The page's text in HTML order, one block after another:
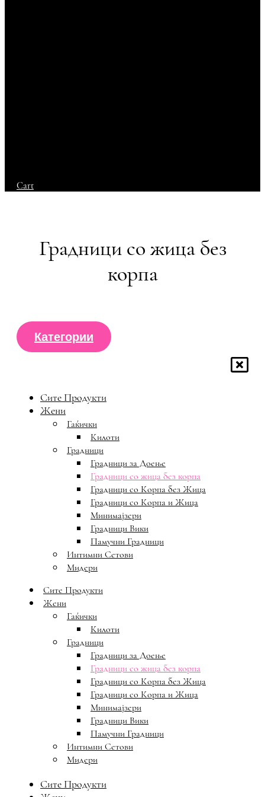
Cart
Градници со жица без
корпа
Категории
Сите Продукти
Жени
Гаќички
Килоти
Градници
Градници за Доење
Градници со жица без корпа
Градници со Корпа без Жица
Градници со Корпа и Жица
Минимајзери
Градници Вики
Памучни Градници
Интимни Сетови
Мидери
Сите Продукти
Жени
Гаќички
Килоти
Градници
Градници за Доење
Градници со жица без корпа
Градници со Корпа без Жица
Градници со Корпа и Жица
Минимајзери
Градници Вики
Памучни Градници
Интимни Сетови
Мидери
Сите Продукти